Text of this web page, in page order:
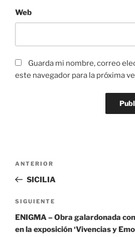
Web
Guarda mi nombre, correo
este navegador para la próxima
entradas
Entrada
anterior:
ANTERIOR
SICILIA
Siguiente
entrada
SIGUIENTE
ENIGMA – Obra galardonada
en la exposición ‘Vivencias y